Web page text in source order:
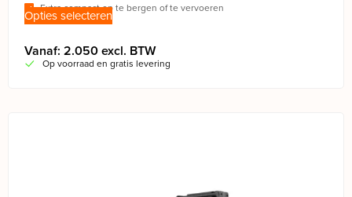
Extra compact op te bergen of te vervoeren
Opties selecteren
Vanaf: 2.050 excl. BTW
Op voorraad en gratis levering